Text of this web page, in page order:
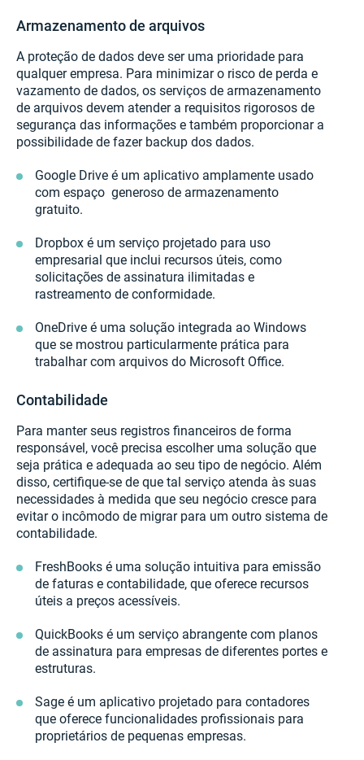
Armazenamento de arquivos
A proteção de dados deve ser uma prioridade para
qualquer empresa. Para minimizar o risco de perda e
vazamento de dados, os serviços de armazenamento
de arquivos devem atender a requisitos rigorosos de
segurança das informações e também proporcionar a
possibilidade de fazer backup dos dados.
Google Drive é um aplicativo amplamente usado
com espaço generoso de armazenamento
gratuito.
Dropbox é um serviço projetado para uso
empresarial que inclui recursos úteis, como
solicitações de assinatura ilimitadas e
rastreamento de conformidade.
OneDrive é uma solução integrada ao Windows
que se mostrou particularmente prática para
trabalhar com arquivos do Microsoft Office.
Contabilidade
Para manter seus registros financeiros de forma
responsável, você precisa escolher uma solução que
seja prática e adequada ao seu tipo de negócio. Além
disso, certifique-se de que tal serviço atenda às suas
necessidades à medida que seu negócio cresce para
evitar o incômodo de migrar para um outro sistema de
contabilidade.
FreshBooks é uma solução intuitiva para emissão
de faturas e contabilidade, que oferece recursos
úteis a preços acessíveis.
QuickBooks é um serviço abrangente com planos
de assinatura para empresas de diferentes portes e
estruturas.
Sage é um aplicativo projetado para contadores
que oferece funcionalidades profissionais para
proprietários de pequenas empresas.